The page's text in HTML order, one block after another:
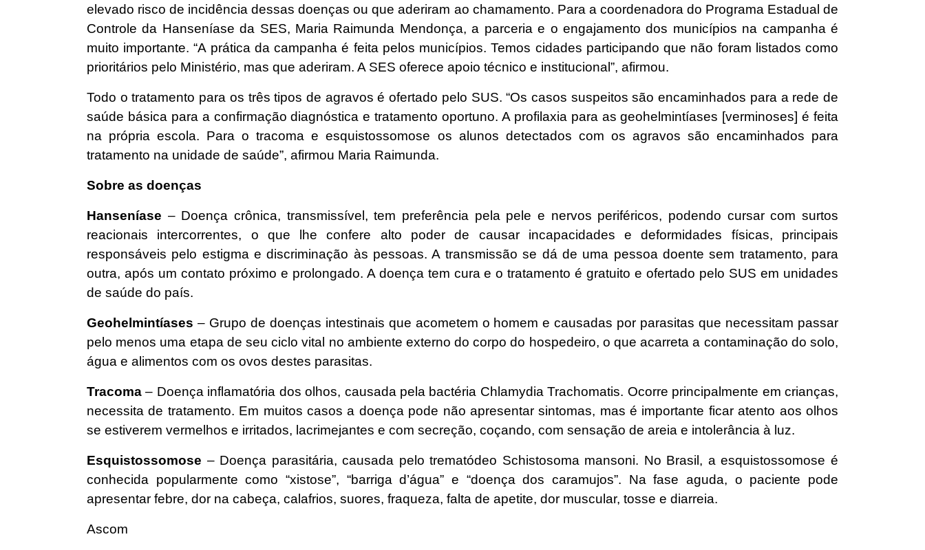
elevado risco de incidência dessas doenças ou que aderiram ao chamamento. Para a coordenadora do Programa Estadual de
Controle da Hanseníase da SES, Maria Raimunda Mendonça, a parceria e o engajamento dos municípios na campanha é
muito importante. “A prática da campanha é feita pelos municípios. Temos cidades participando que não foram listados como
prioritários pelo Ministério, mas que aderiram. A SES oferece apoio técnico e institucional”, afirmou.
Todo o tratamento para os três tipos de agravos é ofertado pelo SUS. “Os casos suspeitos são encaminhados para a rede de
saúde básica para a confirmação diagnóstica e tratamento oportuno. A profilaxia para as geohelmintíases [verminoses] é feita
na própria escola. Para o tracoma e esquistossomose os alunos detectados com os agravos são encaminhados para
tratamento na unidade de saúde”, afirmou Maria Raimunda.
Sobre as doenças
Hanseníase – Doença crônica, transmissível, tem preferência pela pele e nervos periféricos, podendo cursar com surtos
reacionais intercorrentes, o que lhe confere alto poder de causar incapacidades e deformidades físicas, principais
responsáveis pelo estigma e discriminação às pessoas. A transmissão se dá de uma pessoa doente sem tratamento, para
outra, após um contato próximo e prolongado. A doença tem cura e o tratamento é gratuito e ofertado pelo SUS em unidades
de saúde do país.
Geohelmintíases – Grupo de doenças intestinais que acometem o homem e causadas por parasitas que necessitam passar
pelo menos uma etapa de seu ciclo vital no ambiente externo do corpo do hospedeiro, o que acarreta a contaminação do solo,
água e alimentos com os ovos destes parasitas.
Tracoma – Doença inflamatória dos olhos, causada pela bactéria Chlamydia Trachomatis. Ocorre principalmente em crianças,
necessita de tratamento. Em muitos casos a doença pode não apresentar sintomas, mas é importante ficar atento aos olhos
se estiverem vermelhos e irritados, lacrimejantes e com secreção, coçando, com sensação de areia e intolerância à luz.
Esquistossomose – Doença parasitária, causada pelo trematódeo Schistosoma mansoni. No Brasil, a esquistossomose é
conhecida popularmente como “xistose”, “barriga d’água” e “doença dos caramujos”. Na fase aguda, o paciente pode
apresentar febre, dor na cabeça, calafrios, suores, fraqueza, falta de apetite, dor muscular, tosse e diarreia.
Ascom